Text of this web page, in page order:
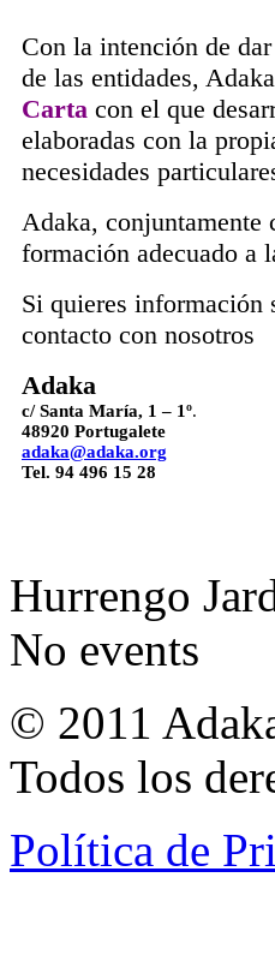
Con la intención de
de las entidades,
Carta con el que
elaboradas con la
necesidades
Adaka, conjuntamente
formación adecuado a
Si quieres información
contacto con nosotros
Adaka
c/ Santa María, 1 – 1º.
48920 Portugalete
adaka@adaka.org
Tel. 94 496 15 28
Hurrengo
No events
© 2011
Todos los
Política de